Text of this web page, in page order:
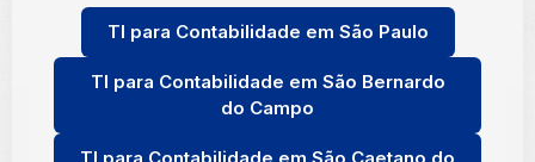
TI para Contabilidade em São Paulo
TI para Contabilidade em São Bernardo
do Campo